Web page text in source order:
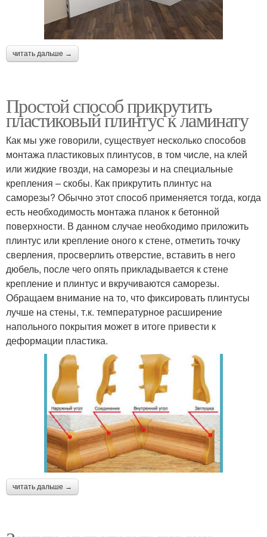
читать дальше →
Простой способ прикрутить
пластиковый плинтус к ламинату
Как мы уже говорили, существует несколько способов
монтажа пластиковых плинтусов, в том числе, на клей
или жидкие гвозди, на саморезы и на специальные
крепления – скобы. Как прикрутить плинтус на
саморезы? Обычно этот способ применяется тогда, когда
есть необходимость монтажа планок к бетонной
поверхности. В данном случае необходимо приложить
плинтус или крепление оного к стене, отметить точку
сверления, просверлить отверстие, вставить в него
дюбель, после чего опять прикладывается к стене
крепление и плинтус и вкручиваются саморезы.
Обращаем внимание на то, что фиксировать плинтусы
лучше на стены, т.к. температурное расширение
напольного покрытия может в итоге привести к
деформации пластика.
читать дальше →